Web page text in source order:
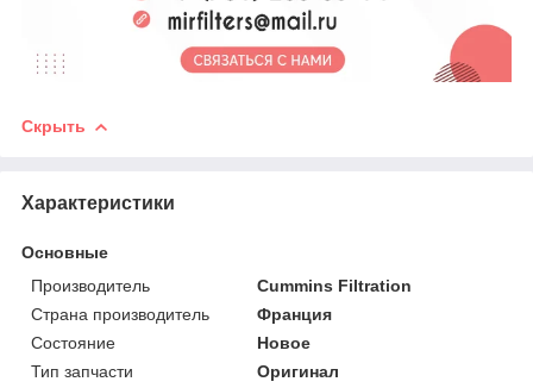
Скрыть
Характеристики
Основные
Производитель
Cummins Filtration
Страна производитель
Франция
Состояние
Новое
Тип запчасти
Оригинал